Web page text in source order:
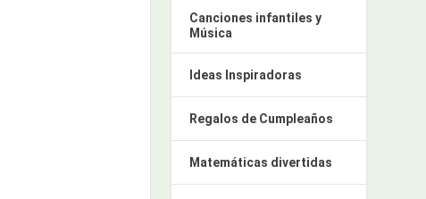
Canciones infantiles y
Música
Ideas Inspiradoras
Regalos de Cumpleaños
Matemáticas divertidas